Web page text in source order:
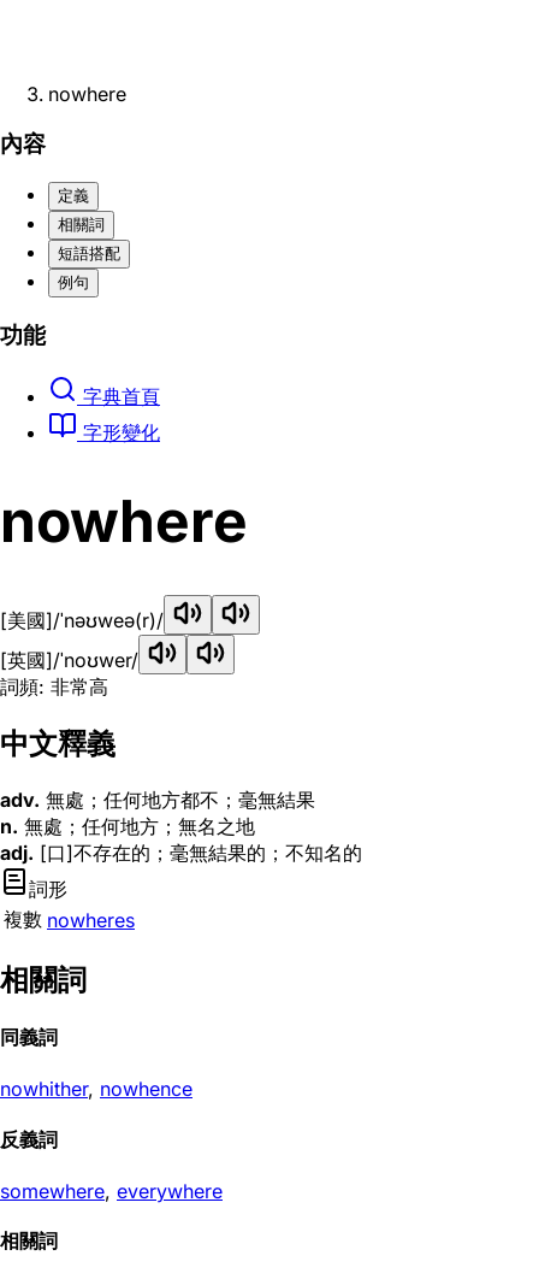
nowhere
內容
定義
相關詞
短語搭配
例句
功能
字典首頁
字形變化
nowhere
[美國]/ˈnəʊweə(r)/
[英國]/ˈnoʊwer/
詞頻: 非常高
中文釋義
adv. 無處；任何地方都不；毫無結果
n. 無處；任何地方；無名之地
adj. [口]不存在的；毫無結果的；不知名的
詞形
複數 nowheres
相關詞
同義詞
nowhither, nowhence
反義詞
somewhere, everywhere
相關詞